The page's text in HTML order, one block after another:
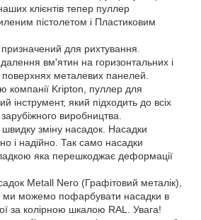
клієнтів тепер пуллер
пістолетом і Пластиковим
для рихтування.
вм'ятин на горизонтальних і
металевих панелей.
компанії Kripton, пуллер для
інструмент, який підходить до всіх
виробництва.
зміну насадок. Насадки
і надійно. Так само насадки
яка перешкоджає деформації
Metall Nero (Графітовий металік),
ми можемо пофарбувати насадки в
за колірною шкалою RAL. Увага!